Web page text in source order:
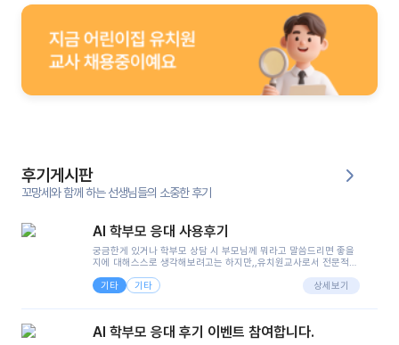
후기게시판
꼬망세와 함께 하는 선생님들의 소중한 후기
AI 학부모 응대 사용후기
궁금한게 있거나 학부모 상담 시 부모님께 뭐라고 말씀드리면 좋을
지에 대해스스로 생각해보려고는 하지만,,유치원교사로서 전문적인
려니 어려울때가...^^(저만 그런거 아니죠 ㅜㅜ)꼬망봇의 장점은 지
피티나 제미나이는 몇세이고 여자인지 남자인지 등그래도 좀 기본
정보를 제공하면서 물어봐야할 때가 있어그때마다 정보를 입력하는
으셔서 고민이 됐는데ai 학부모 응대를 써볼 수 있어서 좋았어요!앞
기타 기타 상세보기
AI 학부모 응대 후기 이벤트 참여합니다.